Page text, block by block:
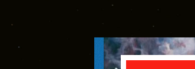
Книга 191: Tschato, der Löwe (Тшато, лев)